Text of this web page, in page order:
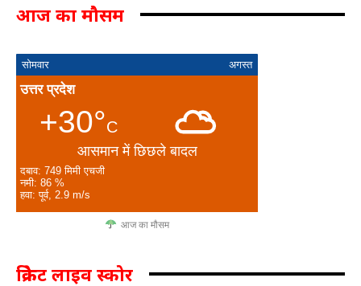
आज का मौसम
सोमवार अगस्त
उत्तर प्रदेश
+30°C
आसमान में छिछले बादल
दबाव: 749 मिमी एचजी
नमी: 86 %
हवा: पूर्व, 2.9 m/s
आज का मौसम
क्रिकेट लाइव स्कोर